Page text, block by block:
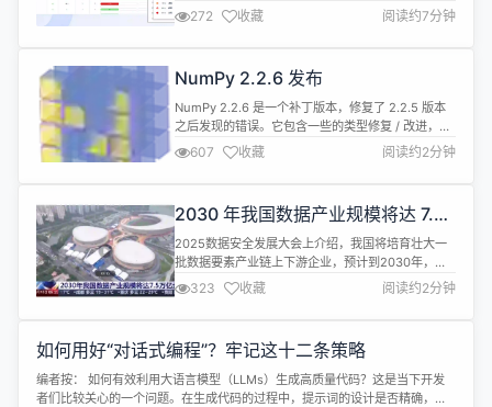
子——去年产品营收涨了25%，看似亮眼，人力成本
却飙升40%，最后净利润反而降了 3 个点。 有个制
造业 IT 负责人算过：他们团队每周花在协调资源、
时。 这就是很多企业的现状：员工为任务扯皮，报表
靠人工核对........
272 收藏 阅读约7分钟
NumPy 2.2.6 发布
NumPy 2.2.6 是一个补丁版本，修复了 2.2.5 版本
之后发现的错误。它包含一些的类型修复 / 改进，以
及常规的错误修复和一些 CI 维护。 此版本共合并了
11 个拉取请求： #28778：MAINT：为进一步开发
2.2.x 做准备 #28851：BLD：更新 vendor-meson
607 收藏 阅读约2分钟
2030 年我国数据产业规模将达 7.5
万亿元
2025数据安全发展大会上介绍，我国将培育壮大一
批数据要素产业链上下游企业，预计到2030年，我
国数据产业规模将达到7.5万亿元。 作为全球首个将
数据纳入生产要素的国家，我国已初步构建起门类齐
全的数据产业链。数据显示，2024年我国年度数据
前，我国数据领域相关企业超19万家，数据产业规模
超2万亿元。按照20...
323 收藏 阅读约2分钟
如何用好“对话式编程”？牢记这十二条策略
编者按： 如何有效利用大语言模型（LLMs）生成高质量代码？这是当下开发
者们比较关心的一个问题。在生成代码的过程中，提示词的设计是否精确，直